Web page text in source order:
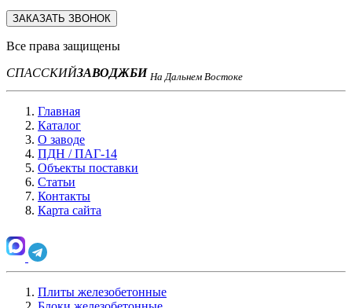
ЗАКАЗАТЬ ЗВОНОК
Все права защищены
СПАССКИЙЗАВОДЖБИ На Дальнем Востоке
Главная
Каталог
О заводе
ПДН / ПАГ-14
Объекты поставки
Статьи
Контакты
Карта сайта
Плиты железобетонные